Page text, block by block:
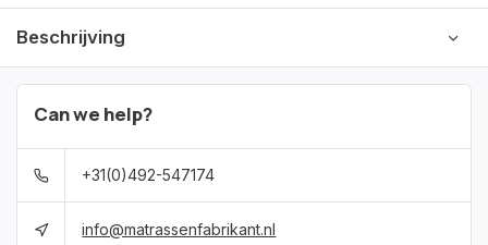
Beschrijving
Can we help?
+31(0)492-547174
info@matrassenfabrikant.nl